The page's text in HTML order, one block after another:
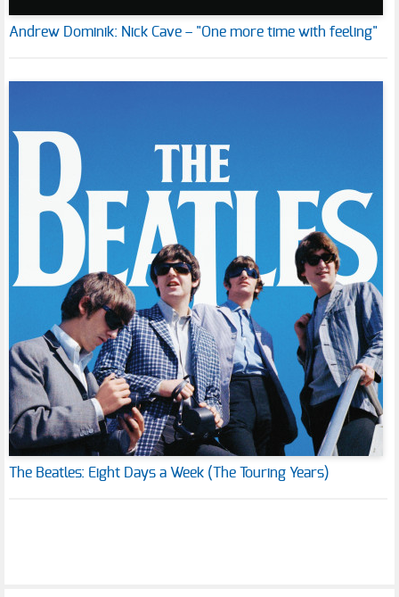
Andrew Dominik: Nick Cave – "One more time with feeling"
The Beatles: Eight Days a Week (The Touring Years)